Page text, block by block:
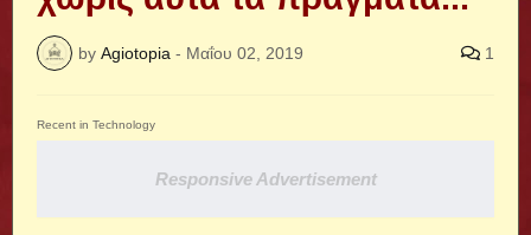
by Agiotopia - Μαΐου 02, 2019 1
Recent in Technology
Responsive Advertisement